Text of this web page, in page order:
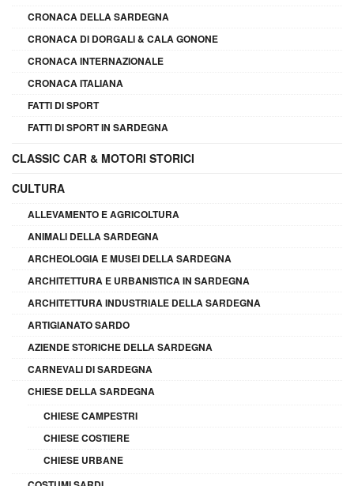
CRONACA DELLA SARDEGNA
CRONACA DI DORGALI & CALA GONONE
CRONACA INTERNAZIONALE
CRONACA ITALIANA
FATTI DI SPORT
FATTI DI SPORT IN SARDEGNA
CLASSIC CAR & MOTORI STORICI
CULTURA
ALLEVAMENTO E AGRICOLTURA
ANIMALI DELLA SARDEGNA
ARCHEOLOGIA E MUSEI DELLA SARDEGNA
ARCHITETTURA E URBANISTICA IN SARDEGNA
ARCHITETTURA INDUSTRIALE DELLA SARDEGNA
ARTIGIANATO SARDO
AZIENDE STORICHE DELLA SARDEGNA
CARNEVALI DI SARDEGNA
CHIESE DELLA SARDEGNA
CHIESE CAMPESTRI
CHIESE COSTIERE
CHIESE URBANE